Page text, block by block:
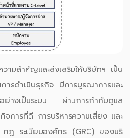
ามสำคัญและส่งเสริมให้บริษัทฯ เป็น
ารดำเนินธุรกิจ มีการบูรณาการและ
อย่างเป็นระบบ ผ่านการกำกับดูแล
การที่ดี การบริหารความเสี่ยง และ
ฎ ระเบียบองค์กร (GRC) ของบริ